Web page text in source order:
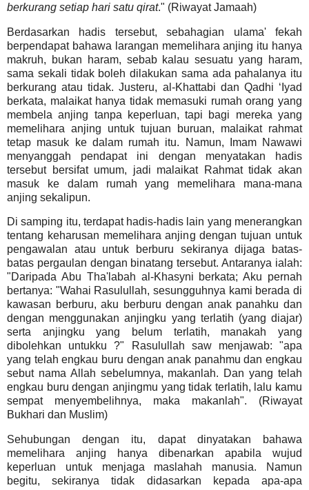
berkurang setiap hari satu qirat." (Riwayat Jamaah)
Berdasarkan hadis tersebut, sebahagian ulama' fekah
berpendapat bahawa larangan memelihara anjing itu hanya
makruh, bukan haram, sebab kalau sesuatu yang haram,
sama sekali tidak boleh dilakukan sama ada pahalanya itu
berkurang atau tidak. Justeru, al-Khattabi dan Qadhi ‘Iyad
berkata, malaikat hanya tidak memasuki rumah orang yang
membela anjing tanpa keperluan, tapi bagi mereka yang
memelihara anjing untuk tujuan buruan, malaikat rahmat
tetap masuk ke dalam rumah itu. Namun, Imam Nawawi
menyanggah pendapat ini dengan menyatakan hadis
tersebut bersifat umum, jadi malaikat Rahmat tidak akan
masuk ke dalam rumah yang memelihara mana-mana
anjing sekalipun.
Di samping itu, terdapat hadis-hadis lain yang menerangkan
tentang keharusan memelihara anjing dengan tujuan untuk
pengawalan atau untuk berburu sekiranya dijaga batas-
batas pergaulan dengan binatang tersebut. Antaranya ialah:
"Daripada Abu Tha'labah al-Khasyni berkata; Aku pernah
bertanya: "Wahai Rasulullah, sesungguhnya kami berada di
kawasan berburu, aku berburu dengan anak panahku dan
dengan menggunakan anjingku yang terlatih (yang diajar)
serta anjingku yang belum terlatih, manakah yang
dibolehkan untukku ?" Rasulullah saw menjawab: "apa
yang telah engkau buru dengan anak panahmu dan engkau
sebut nama Allah sebelumnya, makanlah. Dan yang telah
engkau buru dengan anjingmu yang tidak terlatih, lalu kamu
sempat menyembelihnya, maka makanlah". (Riwayat
Bukhari dan Muslim)
Sehubungan dengan itu, dapat dinyatakan bahawa
memelihara anjing hanya dibenarkan apabila wujud
keperluan untuk menjaga maslahah manusia. Namun
begitu, sekiranya tidak didasarkan kepada apa-apa